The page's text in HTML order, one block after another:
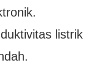
listrik